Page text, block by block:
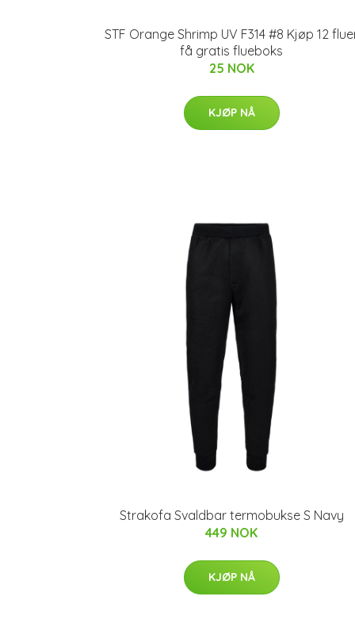
STF Orange Shrimp UV F314 #8 Kjøp 12
få gratis flueboks
25 NOK
KJØP NÅ
Strakofa Svaldbar termobukse S Navy
449 NOK
KJØP NÅ